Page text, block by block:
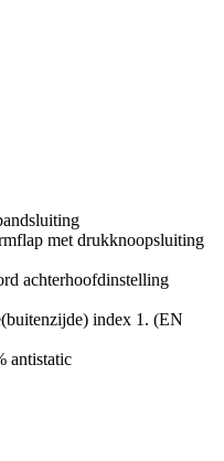
met drukknoopsluiting
achterhoofdinstelling
index 1. (EN
antistatic